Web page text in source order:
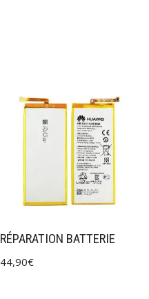
RÉPARATION BATTERIE
44,90€